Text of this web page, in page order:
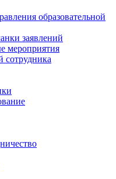
образовательной
заявлений
мероприятия
сотрудника